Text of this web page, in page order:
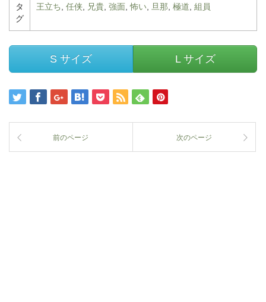
タ
グ
王立ち
任侠 兄貴 強面 ,怖い 旦那 極道 組員
S サイズ L サイズ
前のページ 次のページ